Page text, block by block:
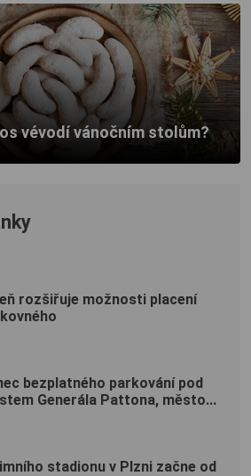
vévodí vánočním stolům?
rozšiřuje možnosti placení
bezplatného parkování pod
Generála Pattona, město...
stadionu v Plzni začne od